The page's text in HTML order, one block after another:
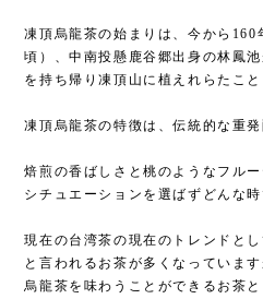
凍頂烏龍茶の始まりは、今から160
頃）、中南投懸鹿谷郷出身の林鳳
を持ち帰り凍頂山に植えれらたこと
凍頂烏龍茶の特徴は、伝統的な重
焙煎の香ばしさと桃のようなフル
シチュエーションを選ばずどんな
現在の台湾茶の現在のトレンドと
と言われるお茶が多くなっていま
烏龍茶を味わうことができるお茶